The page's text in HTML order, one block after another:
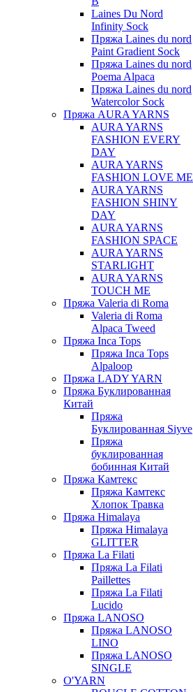
Laines Du Nord
Infinity Sock
Пряжа Laines du nord
Paint Gradient Sock
Пряжа Laines du nord
Poema Alpaca
Пряжа Laines du nord
Watercolor Sock
Пряжа AURA YARNS
AURA YARNS
FASHION EVERY
DAY
AURA YARNS
FASHION LOVE ME
AURA YARNS
FASHION SHINY
DAY
AURA YARNS
FASHION SPACE
AURA YARNS
STARLIGHT
AURA YARNS
TOUCH ME
Пряжа Valeria di Roma
Valeria di Roma
Alpaca Tweed
Пряжа Inca Tops
Пряжа Inca Tops
Alpaloop
Пряжа LADY YARN
Пряжа Буклированная
Китай
Пряжа
Буклированная Siyve
Пряжа
буклированная
бобинная Китай
Пряжа Камтекс
Пряжа Камтекс
Хлопок Травка
Пряжа Himalaya
Пряжа Himalaya
GLITTER
Пряжа La Filati
Пряжа La Filati
Paillettes
Пряжа La Filati
Lucido
Пряжа LANOSO
Пряжа LANOSO
LINO
Пряжа LANOSO
SINGLE
O'YARN